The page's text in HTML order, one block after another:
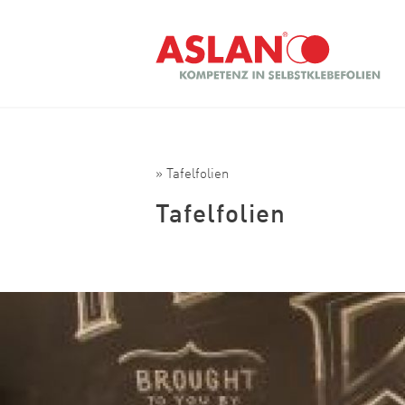
Suche
» Tafelfolien
Tafelfolien